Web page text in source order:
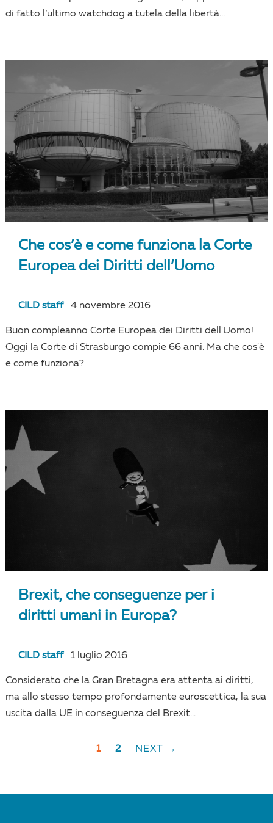
di fatto l’ultimo watchdog a tutela della libertà...
Che cos’è e come funziona la Corte
Europea dei Diritti dell’Uomo
CILD staff 4 novembre 2016
Buon compleanno Corte Europea dei Diritti dell'Uomo!
Oggi la Corte di Strasburgo compie 66 anni. Ma che cos'è
e come funziona?
Brexit, che conseguenze per i
diritti umani in Europa?
CILD staff 1 luglio 2016
Considerato che la Gran Bretagna era attenta ai diritti,
ma allo stesso tempo profondamente euroscettica, la sua
uscita dalla UE in conseguenza del Brexit...
1 2 NEXT →